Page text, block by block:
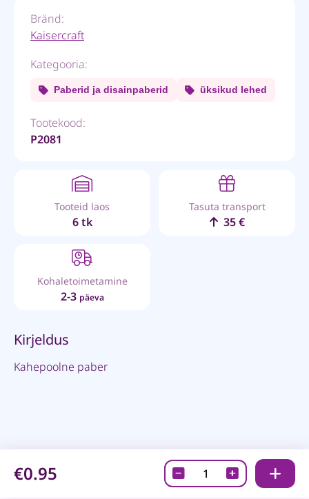
Bränd:
Kaisercraft
Kategooria:
Paberid ja disainpaberid üksikud lehed
Tootekood:
P2081
Tooteid laos
6 tk
Tasuta transport
35 €
Kohaletoimetamine
2-3 päeva
Kirjeldus
Kahepoolne paber
€0.95
Disainpaber-
Mermaid